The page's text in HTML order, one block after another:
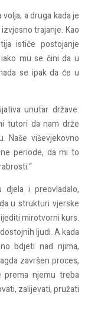
a druga kada je
trajanje. Kao
ističe postojanje
mu se čini da u
se ipak da će u
unutar države:
tutori da nam drže
Naše viševjekovno
periode, da mi to
i preovladalo,
u strukturi vjerske
mirotvorni kurs.
ljudi. A kada
bdjeti nad njima,
završen proces,
njemu treba
zalijevati, pružati